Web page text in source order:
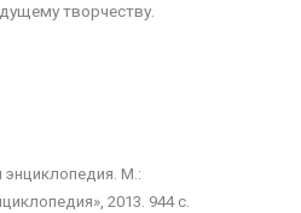
творчеству.
М.:
2013. 944 с.